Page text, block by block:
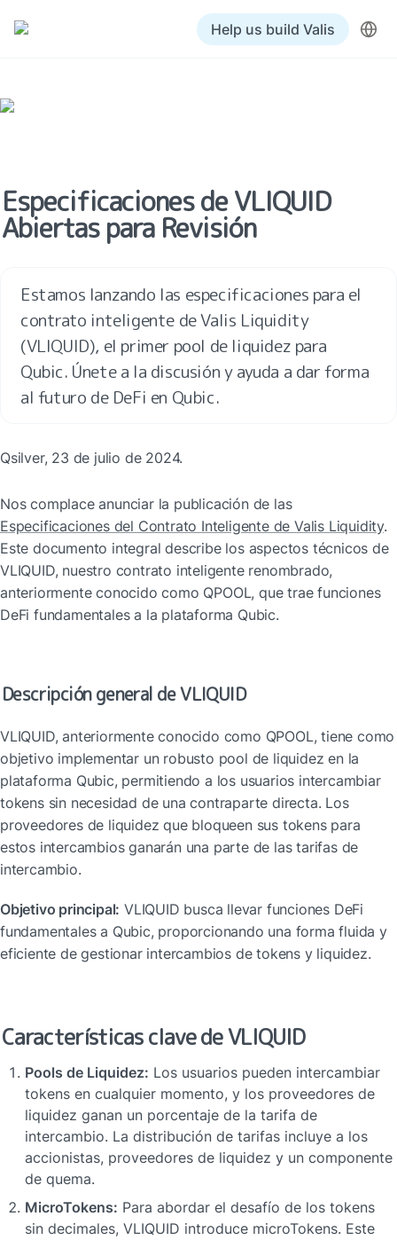
Help us build Valis
Especificaciones de VLIQUID
Abiertas para Revisión
Estamos lanzando las especificaciones para el
contrato inteligente de Valis Liquidity
(VLIQUID), el primer pool de liquidez para
Qubic. Únete a la discusión y ayuda a dar forma
al futuro de DeFi en Qubic.
Qsilver, 23 de julio de 2024.
Nos complace anunciar la publicación de las
Especificaciones del Contrato Inteligente de Valis Liquidity.
Este documento integral describe los aspectos técnicos de
VLIQUID, nuestro contrato inteligente renombrado,
anteriormente conocido como QPOOL, que trae funciones
DeFi fundamentales a la plataforma Qubic.
Descripción general de VLIQUID
VLIQUID, anteriormente conocido como QPOOL, tiene como
objetivo implementar un robusto pool de liquidez en la
plataforma Qubic, permitiendo a los usuarios intercambiar
tokens sin necesidad de una contraparte directa. Los
proveedores de liquidez que bloqueen sus tokens para
estos intercambios ganarán una parte de las tarifas de
intercambio.
Objetivo principal: VLIQUID busca llevar funciones DeFi
fundamentales a Qubic, proporcionando una forma fluida y
eficiente de gestionar intercambios de tokens y liquidez.
Características clave de VLIQUID
Pools de Liquidez: Los usuarios pueden intercambiar
tokens en cualquier momento, y los proveedores de
liquidez ganan un porcentaje de la tarifa de
intercambio. La distribución de tarifas incluye a los
accionistas, proveedores de liquidez y un componente
de quema.
MicroTokens: Para abordar el desafío de los tokens
sin decimales, VLIQUID introduce microTokens. Este